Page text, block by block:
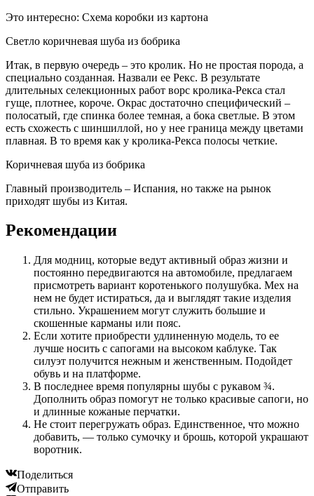
Это интересно: Схема коробки из картона
Светло коричневая шуба из бобрика
Итак, в первую очередь – это кролик. Но не простая порода, а
специально созданная. Назвали ее Рекс. В результате
длительных селекционных работ ворс кролика-Рекса стал
гуще, плотнее, короче. Окрас достаточно специфический –
полосатый, где спинка более темная, а бока светлые. В этом
есть схожесть с шиншиллой, но у нее граница между цветами
плавная. В то время как у кролика-Рекса полосы четкие.
Коричневая шуба из бобрика
Главный производитель – Испания, но также на рынок
приходят шубы из Китая.
Рекомендации
Для модниц, которые ведут активный образ жизни и
постоянно передвигаются на автомобиле, предлагаем
присмотреть вариант коротенького полушубка. Мех на
нем не будет истираться, да и выглядят такие изделия
стильно. Украшением могут служить большие и
скошенные карманы или пояс.
Если хотите приобрести удлиненную модель, то ее
лучше носить с сапогами на высоком каблуке. Так
силуэт получится нежным и женственным. Подойдет
обувь и на платформе.
В последнее время популярны шубы с рукавом ¾.
Дополнить образ помогут не только красивые сапоги, но
и длинные кожаные перчатки.
Не стоит перегружать образ. Единственное, что можно
добавить, — только сумочку и брошь, которой украшают
воротник.
Поделиться
Отправить